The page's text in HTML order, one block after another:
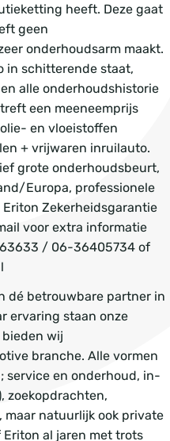
heeft. Deze gaat
geen
onderhoudsarm maakt.
in schitterende staat,
alle onderhoudshistorie
een meeneemprijs
en vloeistoffen
+ vrijwaren inruilauto.
grote onderhoudsbeurt,
Europa, professionele
Zekerheidsgarantie
voor extra informatie
/ 06-36405734 of
dé betrouwbare partner in
ervaring staan onze
bieden wij
branche. Alle vormen
service en onderhoud, in-
zoekopdrachten,
natuurlijk ook private
al jaren met trots